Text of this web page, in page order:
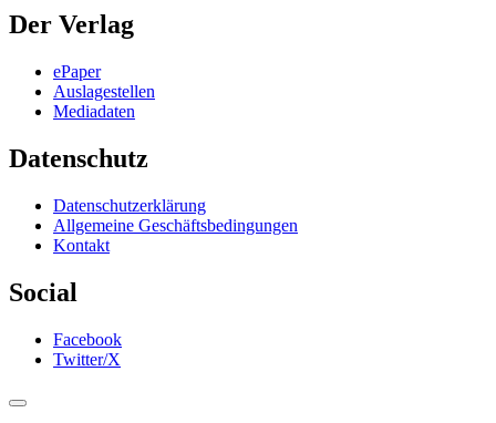
Der Verlag
ePaper
Auslagestellen
Mediadaten
Datenschutz
Datenschutzerklärung
Allgemeine Geschäftsbedingungen
Kontakt
Social
Facebook
Twitter/X